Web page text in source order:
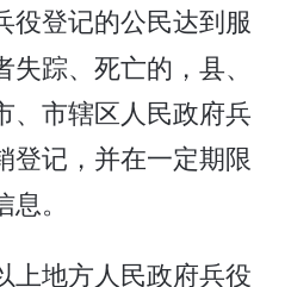
役登记的公民达到服
踪、死亡的，县、
、市辖区人民政府兵
登记，并在一定期限
。
上地方人民政府兵役